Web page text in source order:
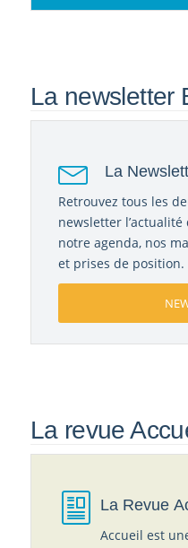
La newsletter
La
Retrouvez tous les
newsletter l’actualité
notre agenda, nos
et prises de position.
La revue
La Revue
Accueil est